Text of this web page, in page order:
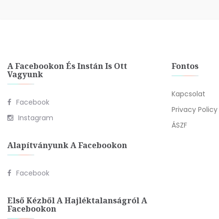
A Facebookon És Instán Is Ott
Vagyunk
Facebook
Instagram
Alapítványunk A Facebookon
Facebook
Első Kézből A Hajléktalanságról A
Facebookon
Fontos
Kapcsolat
Privacy Policy
ÁSZF